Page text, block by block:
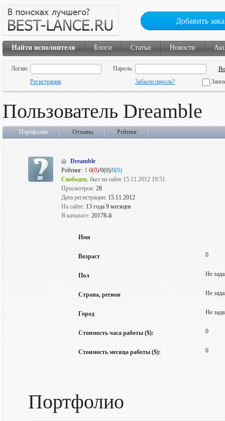
Добавить
Найти исполнителя Блоги Статьи Новости
Логин:
Пароль:
Регистрация
Забыли пароль?
Пользователь Dreamble
Портфолио Отзывы Рейтинг
Dreamble
Рейтинг: 1 0(0)/0(0)/0(0)
Свободен, был на сайте 15.11.2012 19:51
Просмотров: 28
Дата регистрации: 15.11.2012
На сайте: 13 года 9 месяцев
В каталоге: 20178-й
Имя
Возраст 0
Пол Не
Страна, регион Не
Город Не
Стоимость часа работы ($): 0
Стоимость месяца работы ($): 0
Портфолио